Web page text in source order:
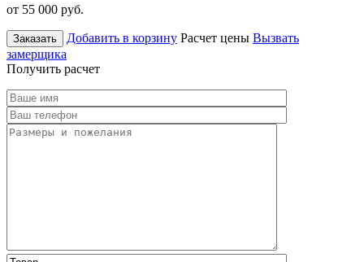
от 55 000 руб.
Заказать Добавить в корзину Расчет цены Вызвать
замерщика
Получить расчет